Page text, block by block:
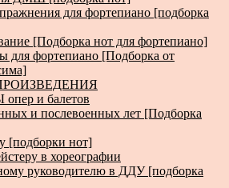
для фортепиано [подборка
[Подборка нот для фортепиано]
для фортепиано [Подборка от
и балетов
и послевоенных лет [Подборка
[подборки нот]
в хореографии
руководителю в ДДУ [подборка